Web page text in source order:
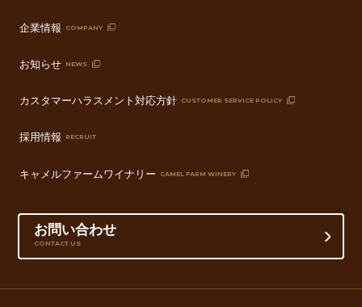
企業情報 COMPANY
お知らせ NEWS
カスタマーハラスメント対応方針 CUSTOMER SERVICE POLICY
採用情報 RECRUIT
キャメルファームワイナリー CAMEL FARM WINERY
お問い合わせ
CONTACT US